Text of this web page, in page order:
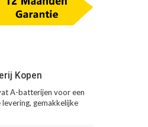
Kopen
A-batterijen voor een
gemakkelijke